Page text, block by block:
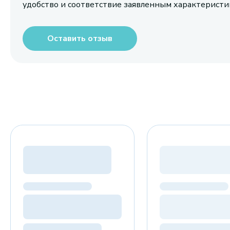
удобство и соответствие заявленным
Оставить отзыв